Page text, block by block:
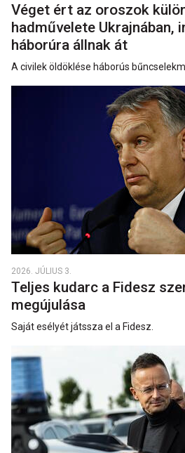
Véget ért az oroszok
hadművelete Ukrajnában,
háborúra állnak át
A civilek öldöklése háborús
2026. JÚLIUS 3.
Teljes kudarc a Fidesz
megújulása
Saját esélyét játssza el a Fidesz.